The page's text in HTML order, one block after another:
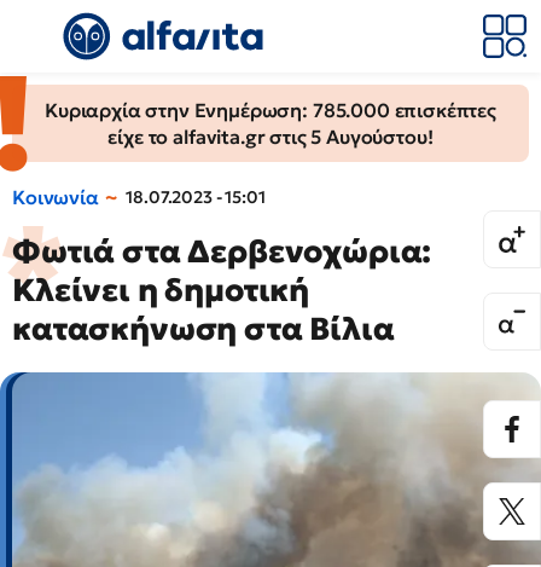
Κυριαρχία στην Ενημέρωση: 785.000 επισκέπτες
είχε το alfavita.gr στις 5 Αυγούστου!
Κοινωνία 18.07.2023 - 15:01
Φωτιά στα Δερβενοχώρια:
Κλείνει η δημοτική
κατασκήνωση στα Βίλια